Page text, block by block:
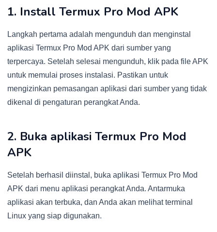
1. Install Termux Pro Mod APK
Langkah pertama adalah mengunduh dan menginstal
aplikasi Termux Pro Mod APK dari sumber yang
terpercaya. Setelah selesai mengunduh, klik pada file APK
untuk memulai proses instalasi. Pastikan untuk
mengizinkan pemasangan aplikasi dari sumber yang tidak
dikenal di pengaturan perangkat Anda.
2. Buka aplikasi Termux Pro Mod
APK
Setelah berhasil diinstal, buka aplikasi Termux Pro Mod
APK dari menu aplikasi perangkat Anda. Antarmuka
aplikasi akan terbuka, dan Anda akan melihat terminal
Linux yang siap digunakan.